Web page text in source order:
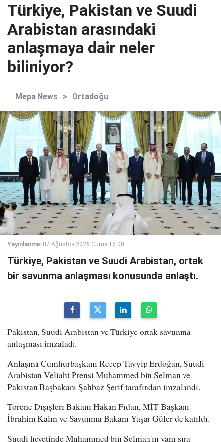
Türkiye, Pakistan ve Suudi
Arabistan arasındaki
anlaşmaya dair neler
biliniyor?
Mepa News > Ortadoğu
Yayınlanma: 07 Ağustos 2026 Cuma 15:00
Türkiye, Pakistan ve Suudi Arabistan, ortak
bir savunma anlaşması konusunda anlaştı.
Pakistan, Suudi Arabistan ve Türkiye ortak savunma
anlaşması imzaladı.
Anlaşma Cumhurbaşkanı Recep Tayyip Erdoğan, Suudi
Arabistan Veliaht Prensi Muhammed bin Selman ve
Pakistan Başbakanı Şahbaz Şerif tarafından imzalandı.
Törene Dışişleri Bakanı Hakan Fidan, MİT Başkanı
İbrahim Kalın ve Savunma Bakanı Yaşar Güler de katıldı.
Suudi heyetinde Muhammed bin Selman'ın yanı sıra